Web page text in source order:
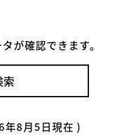
が確認できます。
索
8月5日現在 )